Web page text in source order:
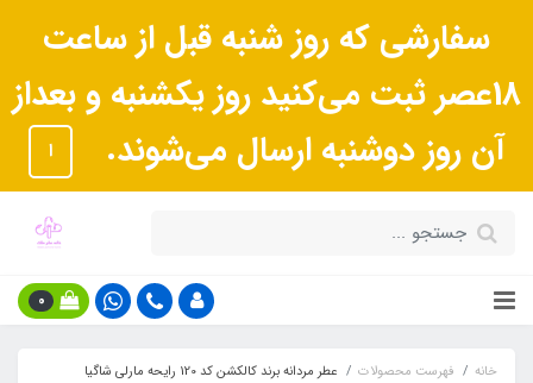
سفارشی که روز شنبه قبل از ساعت
18عصر ثبت می‌کنید روز یکشنبه و بعداز
آن روز دوشنبه ارسال می‌شوند.
ا
0
خانه فهرست محصولات عطر مردانه برند کالکشن کد 120 رایحه مارلی شاگیا